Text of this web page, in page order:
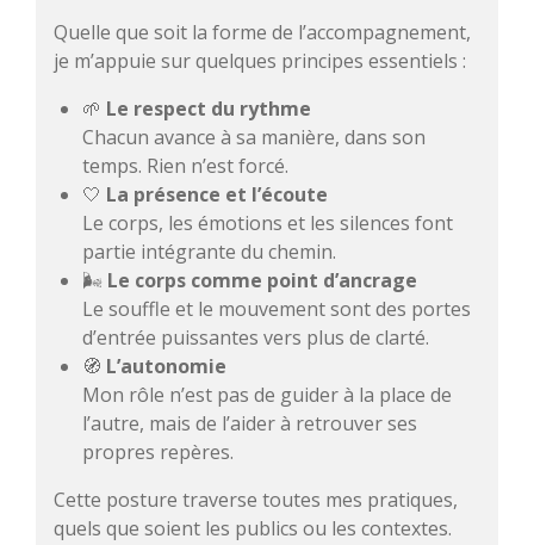
Quelle que soit la forme de l’accompagnement,
je m’appuie sur quelques principes essentiels :
🌱 Le respect du rythme
Chacun avance à sa manière, dans son
temps. Rien n’est forcé.
🤍 La présence et l’écoute
Le corps, les émotions et les silences font
partie intégrante du chemin.
🌬️ Le corps comme point d’ancrage
Le souffle et le mouvement sont des portes
d’entrée puissantes vers plus de clarté.
🧭 L’autonomie
Mon rôle n’est pas de guider à la place de
l’autre, mais de l’aider à retrouver ses
propres repères.
Cette posture traverse toutes mes pratiques,
quels que soient les publics ou les contextes.